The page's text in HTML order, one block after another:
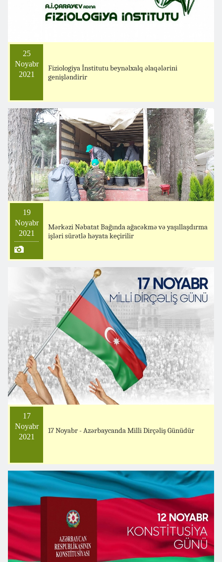
25
Noyabr
2021
Fiziologiya İnstitutu beynəlxalq əlaqələrini
genişləndirir
19
Noyabr
2021
Mərkəzi Nəbatat Bağında ağacəkmə və yaşıllaşdırma
işləri sürətlə həyata keçirilir
17
Noyabr
2021
17 Noyabr - Azərbaycanda Milli Dirçəliş Günüdür